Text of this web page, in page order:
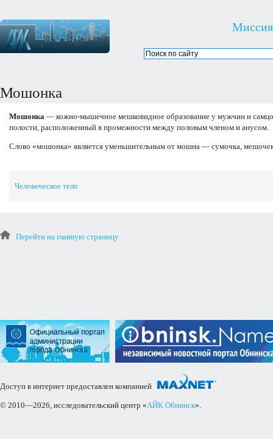
Миссия
Мошонка
Мошонка — кожно-мышечное мешковидное образование у мужчин и
полости, расположенный в промежности между половым членом и анусом.
Слово «мошонка» является уменьшительным от мошна — сумочка,
Человеческое тело
Перейти на главную страницу
Доступ в интернет предоставлен компанией
© 2010—2026, исследовательский центр «АЙК Обнинск».